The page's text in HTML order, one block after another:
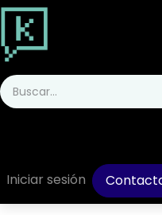
Ir al contenido
Iniciar sesión